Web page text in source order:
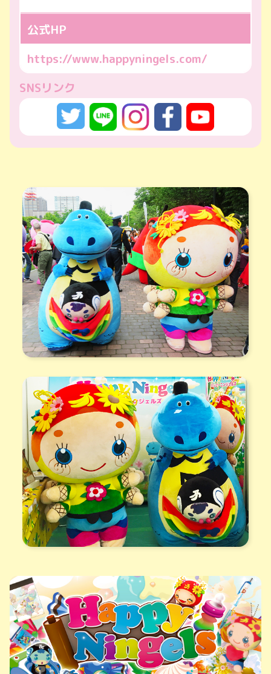
公式HP
https://www.happyningels.com/
SNSリンク